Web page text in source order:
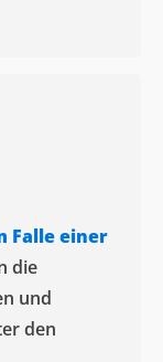
Falle einer
die
und
den